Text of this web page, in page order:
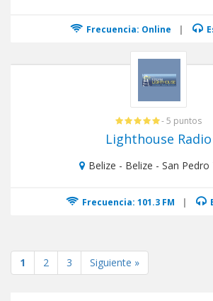
Frecuencia: Online |
- 5 puntos
Lighthouse Radio
Belize - Belize - San Pedro
Frecuencia: 101.3 FM |
1 2 3 Siguiente »